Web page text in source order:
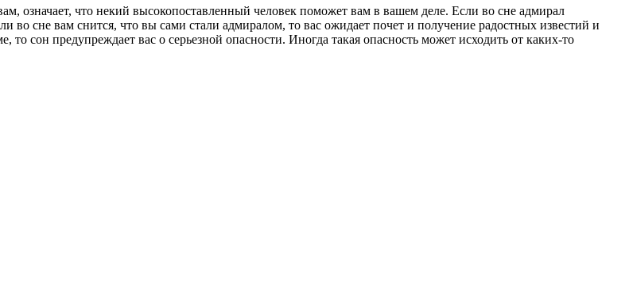
означает, что некий высокопоставленный человек поможет вам в вашем деле. Если во сне адми­рал
во сне вам снится, что вы сами ста­ли адмиралом, то вас ожидает почет и получение радостных известий и
сон предупреждает вас о серьезной опасности. Иногда такая опасность может исходить от каких-то